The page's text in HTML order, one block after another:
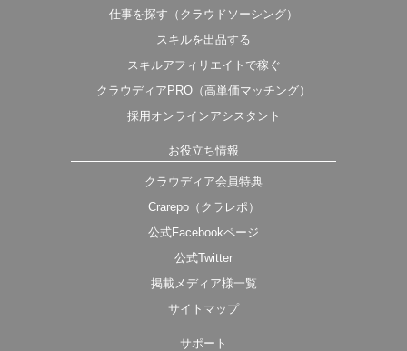
仕事を探す（クラウドソーシング）
スキルを出品する
スキルアフィリエイトで稼ぐ
クラウディアPRO（高単価マッチング）
採用オンラインアシスタント
お役立ち情報
クラウディア会員特典
Crarepo（クラレポ）
公式Facebookページ
公式Twitter
掲載メディア様一覧
サイトマップ
サポート